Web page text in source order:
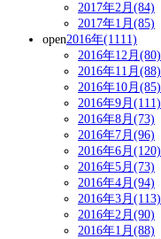
2017年2月(84)
2017年1月(85)
open2016年(1111)
2016年12月(80)
2016年11月(88)
2016年10月(85)
2016年9月(111)
2016年8月(73)
2016年7月(96)
2016年6月(120)
2016年5月(73)
2016年4月(94)
2016年3月(113)
2016年2月(90)
2016年1月(88)